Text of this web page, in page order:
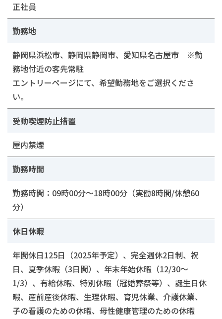
正社員
勤務地
静岡県浜松市、静岡県静岡市、愛知県名古屋市 ※勤
務地付近の客先常駐
エントリーページにて、希望勤務地をご選択くださ
い。
受動喫煙防止措置
屋内禁煙
勤務時間
勤務時間：09時00分～18時00分（実働8時間/休憩60
分）
休日休暇
年間休日125日（2025年予定）、完全週休2日制、祝
日、夏季休暇（3日間）、年末年始休暇（12/30～
1/3）、有給休暇、特別休暇（冠婚葬祭等）、誕生日休
暇、産前産後休暇、生理休暇、育児休業、介護休業、
子の看護のための休暇、母性健康管理のための休暇